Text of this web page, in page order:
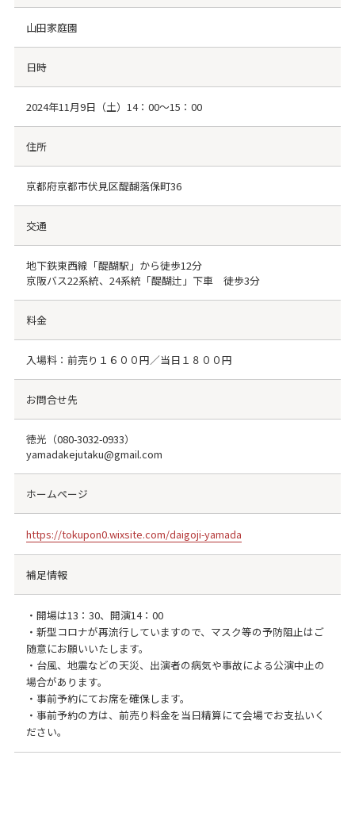
山田家庭園
日時
2024年11月9日（土）14：00～15：00
住所
京都府京都市伏見区醍醐落保町36
交通
地下鉄東西線「醍醐駅」から徒歩12分
京阪バス22系統、24系統「醍醐辻」下車 徒歩3分
料金
入場料：前売り１６００円／当日１８００円
お問合せ先
徳光（080-3032-0933）
yamadakejutaku@gmail.com
ホームページ
https://tokupon0.wixsite.com/daigoji-yamada
補足情報
・開場は13：30、開演14：00
・新型コロナが再流行していますので、マスク等の予防阻止はご
随意にお願いいたします。
・台風、地震などの天災、出演者の病気や事故による公演中止の
場合があります。
・事前予約にてお席を確保します。
・事前予約の方は、前売り料金を当日精算にて会場でお支払いく
ださい。